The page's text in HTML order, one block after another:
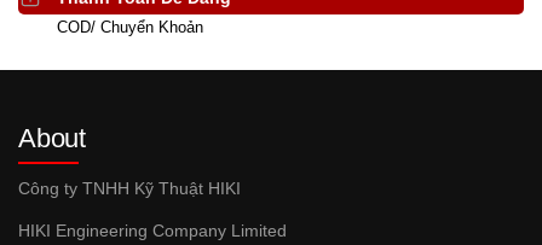
COD/ Chuyển Khoản
About
Công ty TNHH Kỹ Thuật HIKI
HIKI Engineering Company Limited